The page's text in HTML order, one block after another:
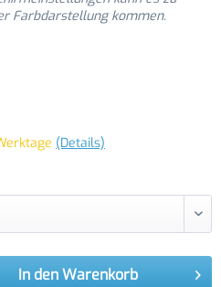
Farbdarstellung kommen.
(Details)
In den Warenkorb